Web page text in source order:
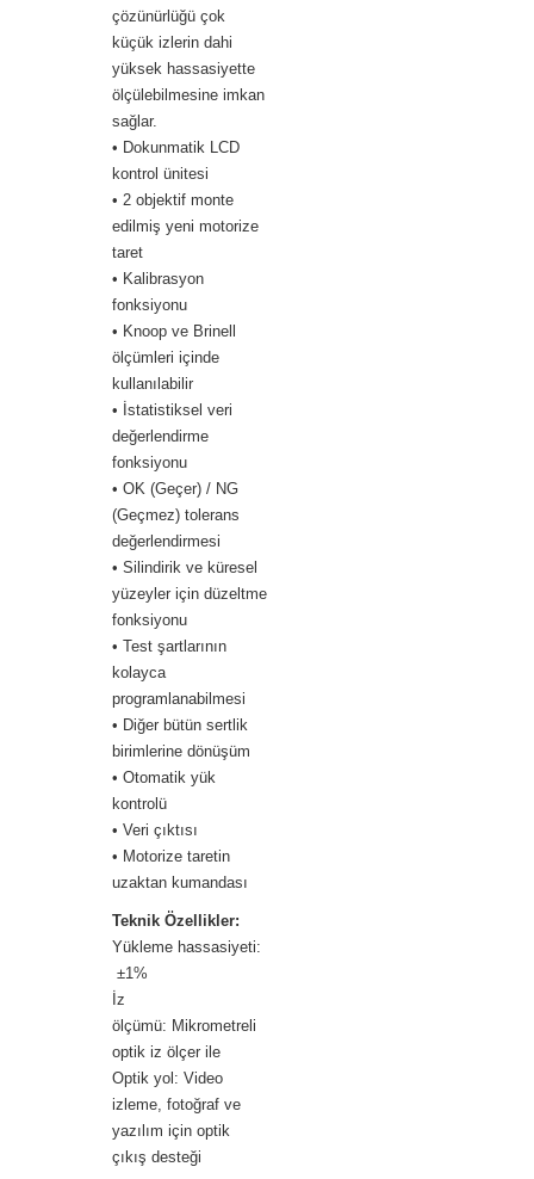
çözünürlüğü çok
küçük izlerin dahi
yüksek hassasiyette
ölçülebilmesine imkan
sağlar.
• Dokunmatik LCD
kontrol ünitesi
• 2 objektif monte
edilmiş yeni motorize
taret
• Kalibrasyon
fonksiyonu
• Knoop ve Brinell
ölçümleri içinde
kullanılabilir
• İstatistiksel veri
değerlendirme
fonksiyonu
• OK (Geçer) / NG
(Geçmez) tolerans
değerlendirmesi
• Silindirik ve küresel
yüzeyler için düzeltme
fonksiyonu
• Test şartlarının
kolayca
programlanabilmesi
• Diğer bütün sertlik
birimlerine dönüşüm
• Otomatik yük
kontrolü
• Veri çıktısı
• Motorize taretin
uzaktan kumandası
Teknik Özellikler:
Yükleme hassasiyeti:
±1%
İz
ölçümü: Mikrometreli
optik iz ölçer ile
Optik yol: Video
izleme, fotoğraf ve
yazılım için optik
çıkış desteği